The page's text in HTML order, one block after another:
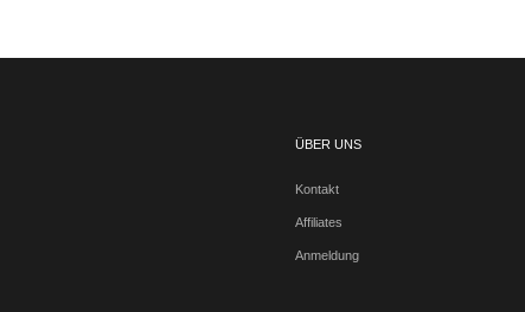
ÜBER UNS
Kontakt
Affiliates
Anmeldung